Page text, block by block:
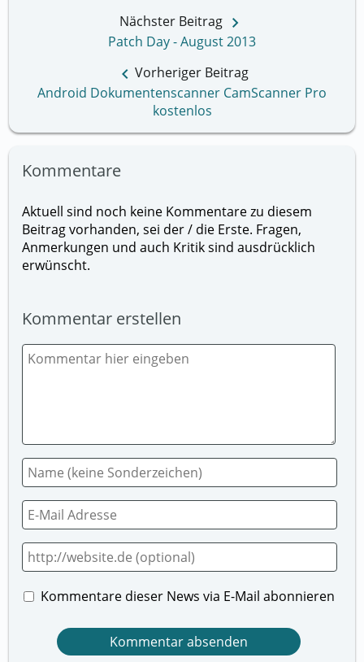
keyboard_arrow_left Vorheriger Beitrag
Android Dokumentenscanner CamScanner Pro
kostenlos
Nächster Beitrag keyboard_arrow_right
Patch Day - August 2013
Kommentare
Aktuell sind noch keine Kommentare zu diesem
Beitrag vorhanden, sei der / die Erste. Fragen,
Anmerkungen und auch Kritik sind ausdrücklich
erwünscht.
Kommentar erstellen
Kommentare dieser News via E-Mail abonnieren